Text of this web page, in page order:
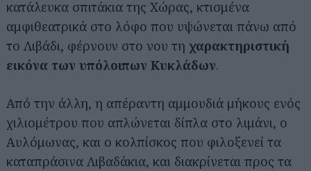
κατάλευκα σπιτάκια της Χώρας, κτισμένα
αμφιθεατρικά στο λόφο που υψώνεται πάνω από
το Λιβάδι, φέρνουν στο νου τη χαρακτηριστική
εικόνα των υπόλοιπων Κυκλάδων.
Από την άλλη, η απέραντη αμμουδιά μήκους ενός
χιλιομέτρου που απλώνεται δίπλα στο λιμάνι, ο
Αυλόμωνας, και ο κολπίσκος που φιλοξενεί τα
καταπράσινα Λιβαδάκια, και διακρίνεται προς τα